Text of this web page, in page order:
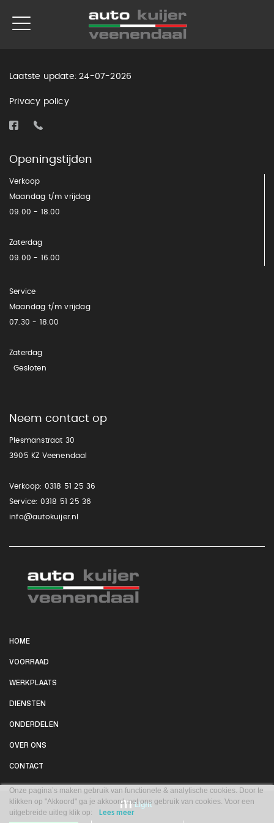
Laatste update: 24-07-2026
Privacy policy
Openingstijden
Verkoop
Maandag t/m vrijdag
09.00 - 18.00
Zaterdag
09.00 - 16.00
Service
Maandag t/m vrijdag
07.30 - 18.00
Zaterdag
Gesloten
Neem contact op
Plesmanstraat 30
3905 KZ Veenendaal
Verkoop: 0318 51 25 36
Service: 0318 51 25 36
info@autokuijer.nl
HOME
VOORRAAD
WERKPLAATS
DIENSTEN
ONDERDELEN
OVER ONS
CONTACT
Onze pagina’s maken gebruik van functionele & analytische cookies. Door te
klikken op "Akkoord" ga je akkoord met ons gebruik van cookies. Voor een
uitgebreide uitleg klik op:
Lees meer